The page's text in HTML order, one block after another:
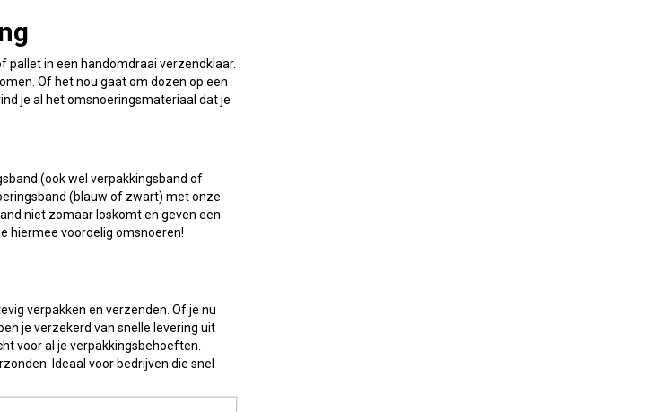
pallet in een handomdraai verzendklaar.
Of het nou gaat om dozen op een
je al het omsnoeringsmateriaal dat je
(ook wel verpakkingsband of
(blauw of zwart) met onze
niet zomaar loskomt en geven een
hiermee voordelig omsnoeren!
verpakken en verzenden. Of je nu
je verzekerd van snelle levering uit
voor al je verpakkingsbehoeften.
Ideaal voor bedrijven die snel